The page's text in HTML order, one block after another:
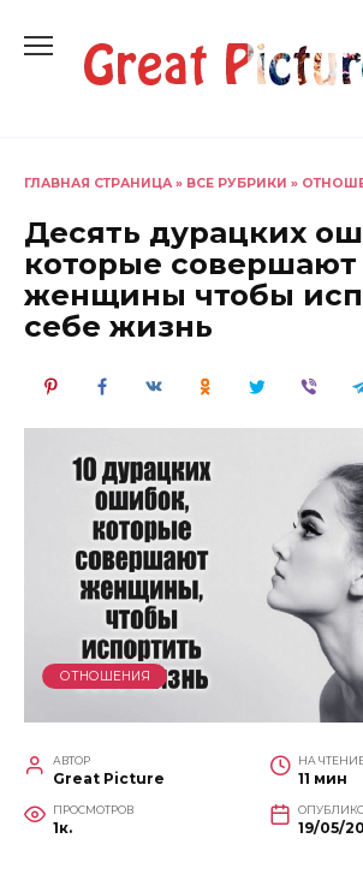
содержанию
ГЛАВНАЯ СТРАНИЦА » ВСЕ РУБРИКИ »
Десять дурацких
которые совершают
женщины чтобы
себе жизнь
ОТНОШЕНИЯ
АВТОР
Great Picture
НА
11 мин
ПРОСМОТРОВ
1к. 19/05/